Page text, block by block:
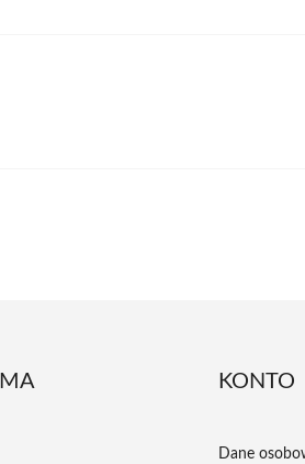
KONTO
Dane